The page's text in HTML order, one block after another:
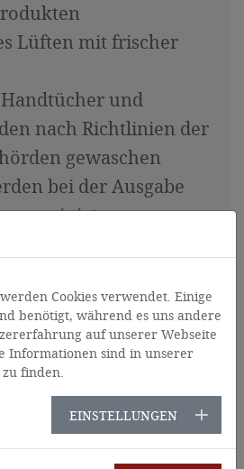
Tauern
in Osttirol
Lüften mit frischer
und
nach Richtlinien der
gewaschen
bei der Ausgabe
gereinigt
werden laufend
geschult.
befolgen alle
Cookies verwendet. Einige
benötigt, während es uns andere
auf unserer Webseite
Informationen sind in unserer
zu finden.
EINSTELLUNGEN